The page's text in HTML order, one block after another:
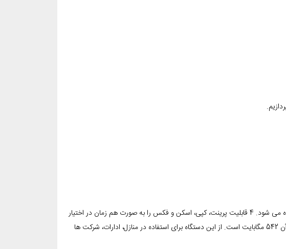
این دستگاه 4 کاره است. از تکنولوژی لیزری در ساخت دستگاه استفاده می شود. 4 قابلیت پرینت، کپی، اسکن و فکس را به صورت هم زمان در اختیار
شما قرار می دهد. وزن دستگاه حدود 9 کیلوگرم است. حافظه جانبی آن 542 مگابایت است. از این دستگاه برای استفاده در منازل، ادارات، شرکت ها